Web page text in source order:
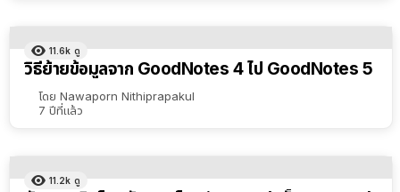
11.6k ดู
วิธีย้ายข้อมูลจาก GoodNotes 4 ไป GoodNotes 5
โดย Nawaporn Nithiprapakul
7 ปีที่แล้ว
11.2k ดู